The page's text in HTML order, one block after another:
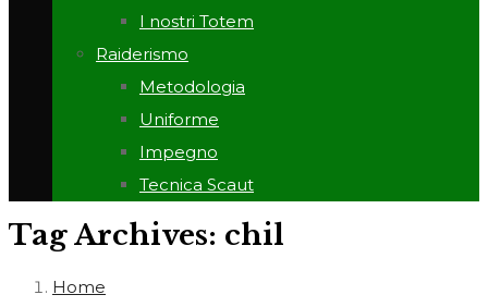
I nostri Totem
Raiderismo
Metodologia
Uniforme
Impegno
Tecnica Scaut
Tag Archives: chil
Home